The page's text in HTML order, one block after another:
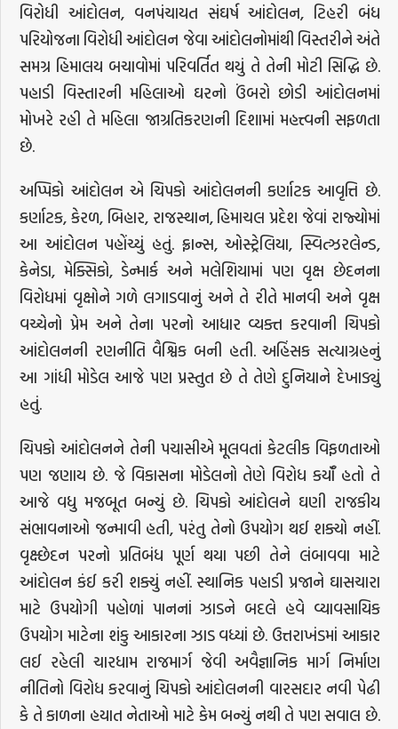
વિરોધી આંદોલન, વનપંચાયત સંઘર્ષ આંદોલન, ટિહરી બંધ
પરિયોજના વિરોધી આંદોલન જેવા આંદોલનોમાંથી વિસ્તરીને અંતે
સમગ્ર હિમાલય બચાવોમાં પરિવર્તિત થયું તે તેની મોટી સિદ્ધિ છે.
પહાડી વિસ્તારની મહિલાઓ ઘરનો ઉંબરો છોડી આંદોલનમાં
મોખરે રહી તે મહિલા જાગ્રતિકરણની દિશામાં મહત્ત્વની સફળતા
છે.
અપ્પિકો આંદોલન એ ચિપકો આંદોલનની કર્ણાટક આવૃત્તિ છે.
કર્ણાટક, કેરળ, બિહાર, રાજસ્થાન, હિમાચલ પ્રદેશ જેવાં રાજ્યોમાં
આ આંદોલન પહોંચ્યું હતું. ફ્રાન્સ, ઓસ્ટ્રેલિયા, સ્વિત્ઝરલેન્ડ,
કેનેડા, મેક્સિકો, ડેન્માર્ક અને મલેશિયામાં પણ વૃક્ષ છેદનના
વિરોધમાં વૃક્ષોને ગળે લગાડવાનું અને તે રીતે માનવી અને વૃક્ષ
વચ્ચેનો પ્રેમ અને તેના પરનો આધાર વ્યક્ત કરવાની ચિપકો
આંદોલનની રણનીતિ વૈશ્વિક બની હતી. અહિંસક સત્યાગ્રહનું
આ ગાંધી મોડેલ આજે પણ પ્રસ્તુત છે તે તેણે દુનિયાને દેખાડ્યું
હતું.
ચિપકો આંદોલનને તેની પચાસીએ મૂલવતાં કેટલીક વિફળતાઓ
પણ જણાય છે. જે વિકાસના મોડેલનો તેણે વિરોધ કર્યૉ હતો તે
આજે વધુ મજબૂત બન્યું છે. ચિપકો આંદોલને ઘણી રાજકીય
સંભાવનાઓ જન્માવી હતી, પરંતુ તેનો ઉપયોગ થઈ શક્યો નહીં.
વૃક્ષ્છેદન પરનો પ્રતિબંધ પૂર્ણ થયા પછી તેને લંબાવવા માટે
આંદોલન કંઈ કરી શક્યું નહીં. સ્થાનિક પહાડી પ્રજાને ઘાસચારા
માટે ઉપયોગી પહોળાં પાનનાં ઝાડને બદલે હવે વ્યાવસાયિક
ઉપયોગ માટેના શંકુ આકારના ઝાડ વધ્યાં છે. ઉત્તરાખંડમાં આકાર
લઈ રહેલી ચારધામ રાજમાર્ગ જેવી અવૈજ્ઞાનિક માર્ગ નિર્માણ
નીતિનો વિરોધ કરવાનું ચિપકો આંદોલનની વારસદાર નવી પેઢી
કે તે કાળના હયાત નેતાઓ માટે કેમ બન્યું નથી તે પણ સવાલ છે.